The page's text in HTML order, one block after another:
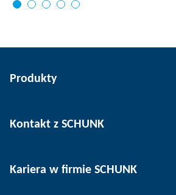
Produkty
Technologia automatyzacji
Technologia mocowania przedmiotu
Kontakt z SCHUNK
Lokalizacje
Kariera w firmie SCHUNK